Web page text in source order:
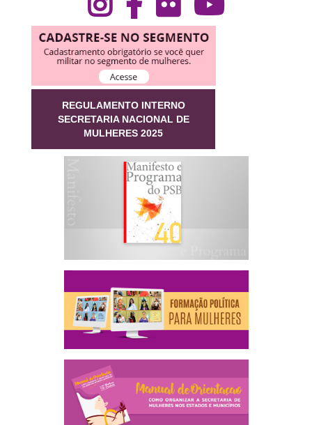
REGULAMENTO INTERNO
SECRETARIA NACIONAL DE
MULHERES 2025